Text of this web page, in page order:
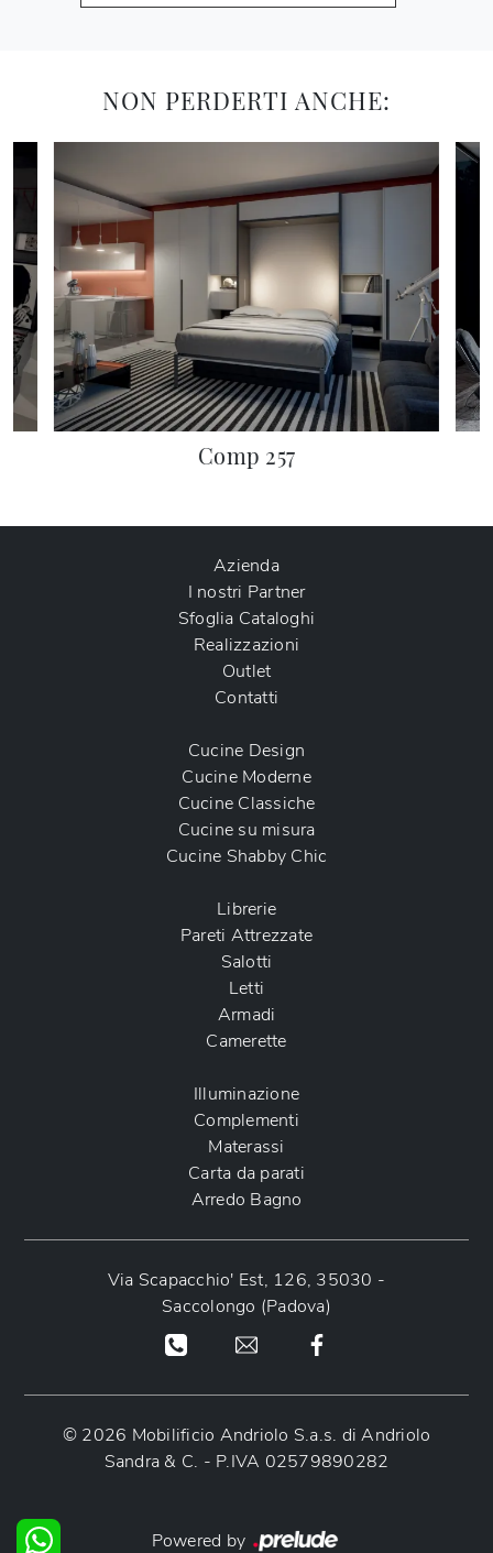
NON PERDERTI ANCHE:
Comp 257
Azienda
I nostri Partner
Sfoglia Cataloghi
Realizzazioni
Outlet
Contatti
Cucine Design
Cucine Moderne
Cucine Classiche
Cucine su misura
Cucine Shabby Chic
Librerie
Pareti Attrezzate
Salotti
Letti
Armadi
Camerette
Illuminazione
Complementi
Materassi
Carta da parati
Arredo Bagno
Via Scapacchio' Est, 126, 35030 -
Saccolongo (Padova)
© 2026 Mobilificio Andriolo S.a.s. di Andriolo
Sandra & C. - P.IVA 02579890282
Powered by